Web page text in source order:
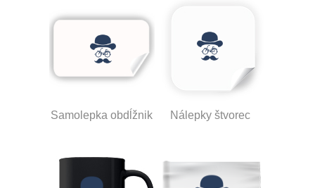
Samolepka obdĺžnik Nálepky štvorec